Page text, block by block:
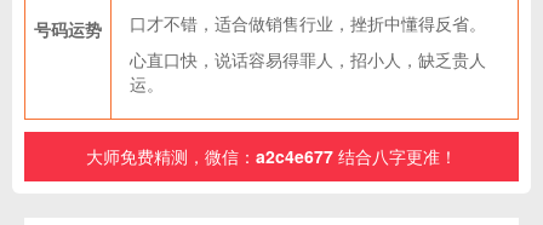
号码运势
口才不错，适合做销售行业，挫折中懂得反省。
心直口快，说话容易得罪人，招小人，缺乏贵人
运。
大师免费精测，微信： a2c4e677 结合八字更准！